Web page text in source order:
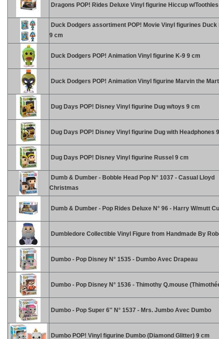
Dragons POP! Rides Deluxe Vinyl figurine Hiccup w/
Duck Dodgers assortiment POP! Movie Vinyl figurines Duck
9 cm
Duck Dodgers POP! Animation Vinyl figurine K-9 9 cm
Duck Dodgers POP! Animation Vinyl figurine Marvin the
Dug Days POP! Disney Vinyl figurine Dug w/toys 9 cm
Dug Days POP! Disney Vinyl figurine Dug with Headphones
Dug Days POP! Disney Vinyl figurine Russel 9 cm
Dumb & Dumber - Bobble Head Pop N° 1037 - Casual Lloyd
Christmas
Dumb & Dumber - Pop Rides Deluxe N° 96 - Harry W/mutt
Dumbledore Collectible Vinyl Figure from Handmade By
Dumbo - Pop Disney N° 1535 - Dumbo Avec Drapeau
Dumbo - Pop Disney N° 1536 - Thimothy Q.mouse
Dumbo - Pop Super 6'' N° 1537 - Mrs. Jumbo Avec Dumbo
Dumbo POP! Vinyl figurine Dumbo (Diamond Glitter) 9 cm